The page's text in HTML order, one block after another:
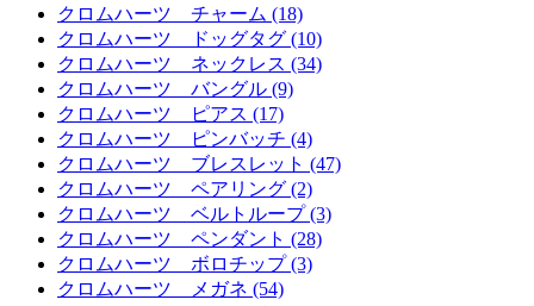
クロムハーツ チャーム (18)
クロムハーツ ドッグタグ (10)
クロムハーツ ネックレス (34)
クロムハーツ バングル (9)
クロムハーツ ピアス (17)
クロムハーツ ピンバッチ (4)
クロムハーツ ブレスレット (47)
クロムハーツ ペアリング (2)
クロムハーツ ベルトループ (3)
クロムハーツ ペンダント (28)
クロムハーツ ボロチップ (3)
クロムハーツ メガネ (54)